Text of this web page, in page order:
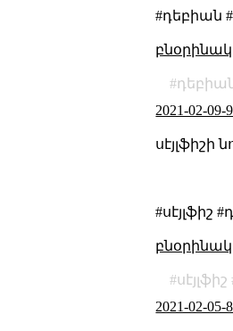
#դեբիան
2021-02-09-
սէյլֆիշի
#սէյլֆիշ
սէյլֆիշ
2021-02-05-